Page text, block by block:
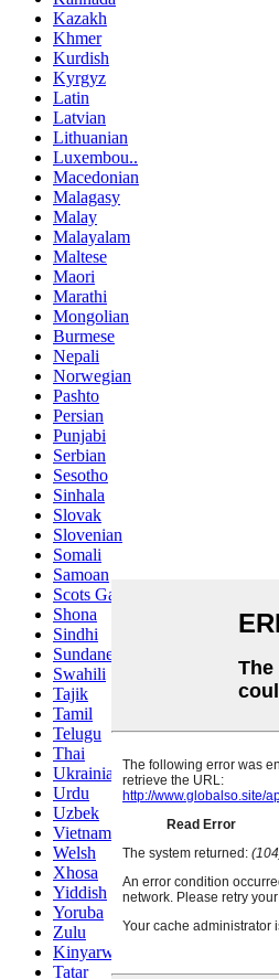
Kazakh
Khmer
Kurdish
Kyrgyz
Latin
Latvian
Lithuanian
Luxembou..
Macedonian
Malagasy
Malay
Malayalam
Maltese
Maori
Marathi
Mongolian
Burmese
Nepali
Norwegian
Pashto
Persian
Punjabi
Serbian
Sesotho
Sinhala
Slovak
Slovenian
Somali
Samoan
Scots Gaelic
Shona
Sindhi
Sundanese
Swahili
Tajik
Tamil
Telugu
Thai
Ukrainian
Urdu
Uzbek
Vietnamese
Welsh
Xhosa
Yiddish
Yoruba
Zulu
Kinyarwanda
Tatar